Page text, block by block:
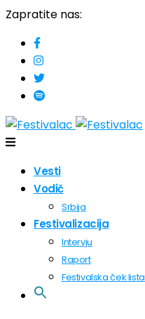
Zapratite nas:
Vesti
Vodič
Srbija
Festivalizacija
Intervju
Raport
Festivalska ček lista